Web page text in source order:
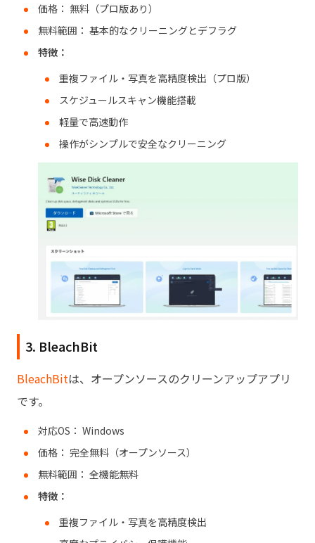
価格： 無料（プロ版あり）
無料範囲： 基本的なクリーニングとデフラグ
特徴：
重複ファイル・写真を高精度検出（プロ版）
スケジュールスキャン機能搭載
軽量で高速動作
操作がシンプルで安全なクリーニング
3. BleachBit
BleachBitは、オープンソースのクリーンアップアプリ
です。
対応OS： Windows
価格： 完全無料（オープンソース）
無料範囲： 全機能無料
特徴：
重複ファイル・写真を高精度検出